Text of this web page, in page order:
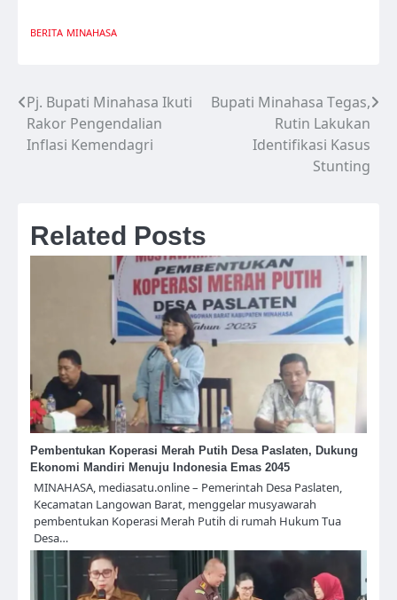
BERITA MINAHASA
Navigasi
pos
Pj. Bupati Minahasa Ikuti
Rakor Pengendalian
Inflasi Kemendagri
Bupati Minahasa Tegas,
Rutin Lakukan
Identifikasi Kasus
Stunting
Related Posts
Pembentukan Koperasi Merah Putih Desa Paslaten, Dukung
Ekonomi Mandiri Menuju Indonesia Emas 2045
MINAHASA, mediasatu.online – Pemerintah Desa Paslaten,
Kecamatan Langowan Barat, menggelar musyawarah
pembentukan Koperasi Merah Putih di rumah Hukum Tua
Desa…